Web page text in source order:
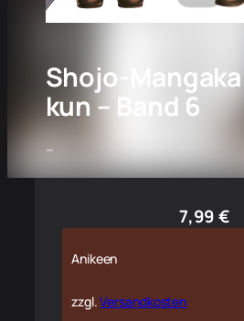
Shojo-
kun – Band 6
–
7,99€
Anikeen
zzgl.Versandkosten